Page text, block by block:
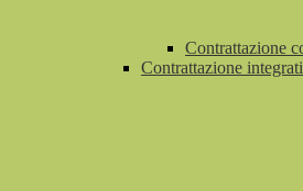
Contrattazione
Contrattazione